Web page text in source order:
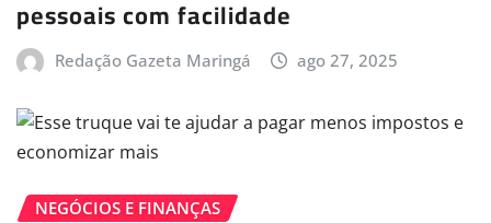
pessoais com facilidade
Redação Gazeta Maringá ago 27, 2025
NEGÓCIOS E FINANÇAS